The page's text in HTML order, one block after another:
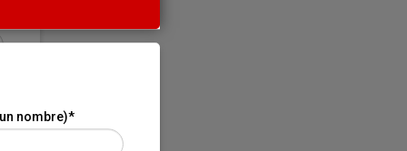
nombre)*